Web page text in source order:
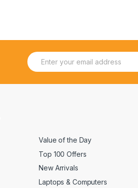
E
m
Value of the Day
Top 100 Offers
New Arrivals
Laptops & Computers